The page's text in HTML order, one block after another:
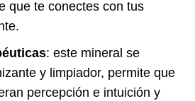
que te conectes con tus
: este mineral se
y limpiador, permite que
percepción e intuición y